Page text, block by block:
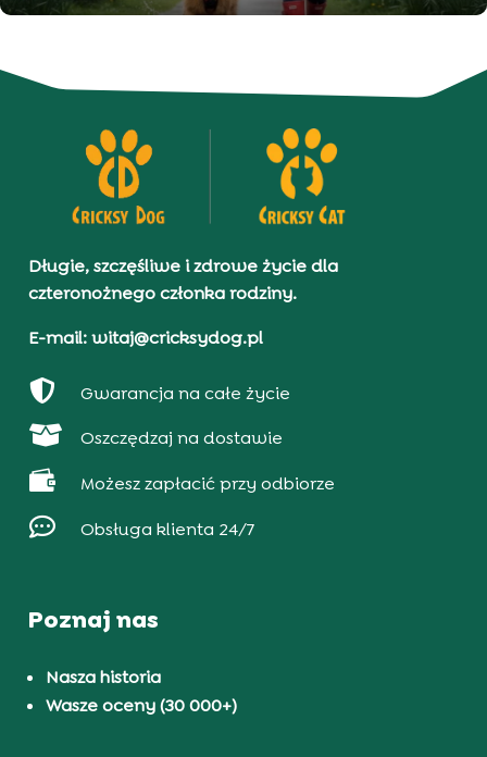
Długie, szczęśliwe i zdrowe życie dla
czteronożnego członka rodziny.
E-mail: witaj@cricksydog.pl
 Gwarancja na całe życie
 Oszczędzaj na dostawie
 Możesz zapłacić przy odbiorze
 Obsługa klienta 24/7
Poznaj nas
Nasza historia
Wasze oceny (30 000+)